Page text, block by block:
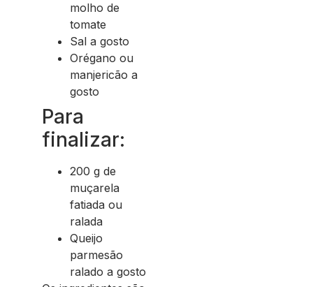
molho de
tomate
Sal a gosto
Orégano ou
manjericão a
gosto
Para
finalizar:
200 g de
muçarela
fatiada ou
ralada
Queijo
parmesão
ralado a gosto